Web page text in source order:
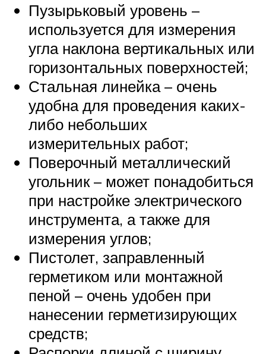
Пузырьковый уровень –
используется для измерения
угла наклона вертикальных или
горизонтальных поверхностей;
Стальная линейка – очень
удобна для проведения каких-
либо небольших
измерительных работ;
Поверочный металлический
угольник – может понадобиться
при настройке электрического
инструмента, а также для
измерения углов;
Пистолет, заправленный
герметиком или монтажной
пеной – очень удобен при
нанесении герметизирующих
средств;